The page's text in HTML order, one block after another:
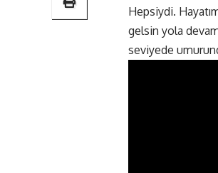
Hepsiydi.
gelsin yola
seviyede